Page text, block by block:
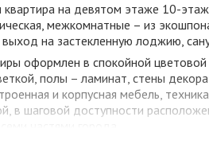
на девятом этаже 10-
межкомнатные – из
выход на застекленную лоджию,
оформлен в спокойной
полы – ламинат, стены
и корпусная мебель,
в шаговой доступности